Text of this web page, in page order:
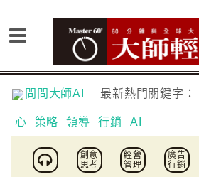
問問大師AI 最新熱門關鍵字：
心 策略 領導 行銷 AI
創意
思考
經營
管理
廣告
行銷